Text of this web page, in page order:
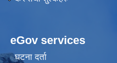
eGov services
घटना दर्ता